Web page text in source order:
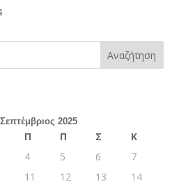
Σεπτέμβριος 2025
Π Π Σ
Κ
4 5 6
7
11 12 13
14